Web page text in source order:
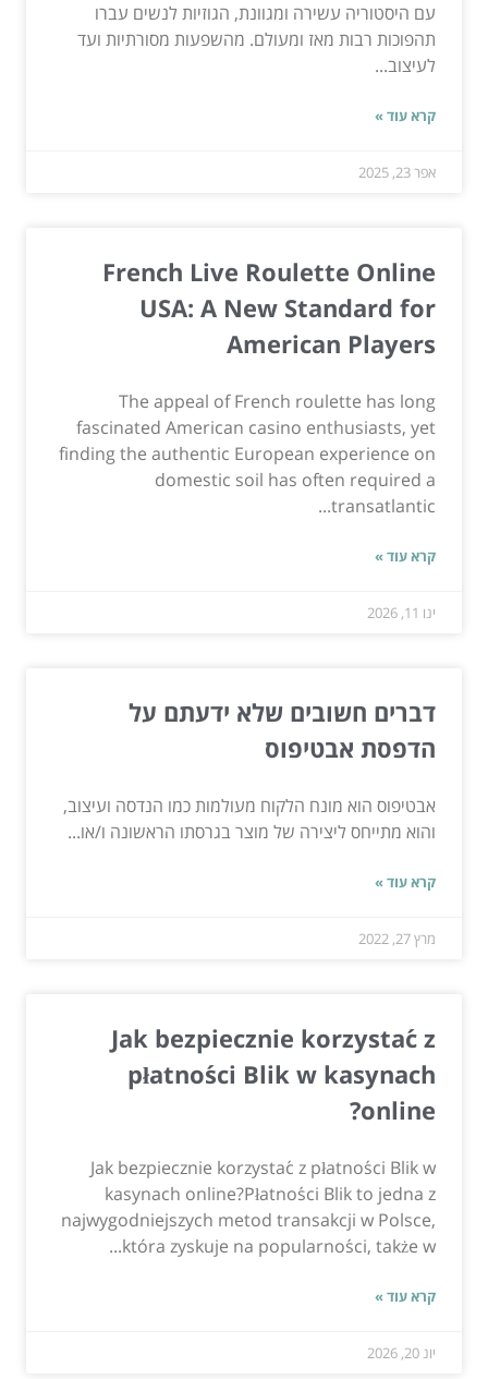
עם היסטוריה עשירה ומגוונת, הגוזיות לנשים עברו
תהפוכות רבות מאז ומעולם. מהשפעות מסורתיות ועד
לעיצוב...
קרא עוד »
אפר 23, 2025
French Live Roulette Online
USA: A New Standard for
American Players
The appeal of French roulette has long
fascinated American casino enthusiasts, yet
finding the authentic European experience on
domestic soil has often required a
transatlantic...
קרא עוד »
ינו 11, 2026
דברים חשובים שלא ידעתם על
הדפסת אבטיפוס
אבטיפוס הוא מונח הלקוח מעולמות כמו הנדסה ועיצוב,
והוא מתייחס ליצירה של מוצר בגרסתו הראשונה ו/או...
קרא עוד »
מרץ 27, 2022
Jak bezpiecznie korzystać z
płatności Blik w kasynach
online?
Jak bezpiecznie korzystać z płatności Blik w
kasynach online?Płatności Blik to jedna z
najwygodniejszych metod transakcji w Polsce,
która zyskuje na popularności, także w...
קרא עוד »
יונ 20, 2026